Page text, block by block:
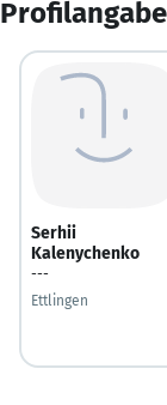
Serhii
Kalenychenko
---
Ettlingen